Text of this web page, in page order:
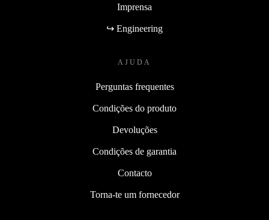
Imprensa
↪ Engineering
AJUDA
Perguntas frequentes
Condições do produto
Devoluções
Condições de garantia
Contacto
Torna-te um fornecedor